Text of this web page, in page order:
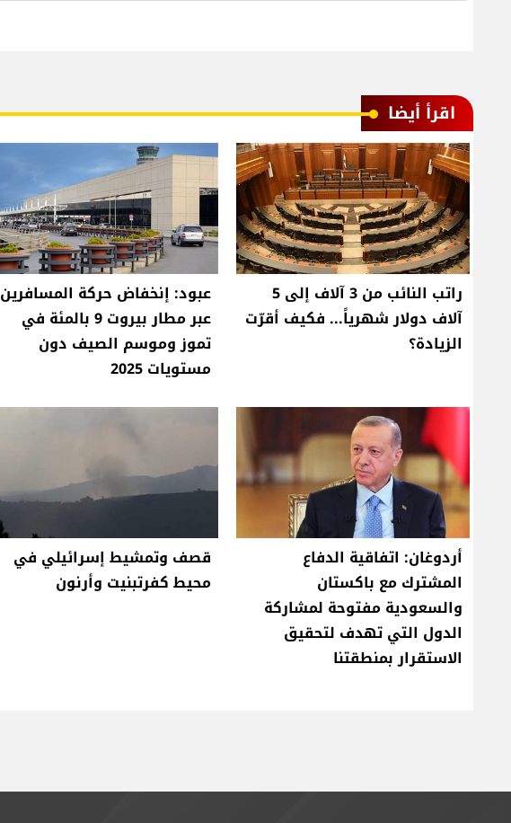
اقرأ أيضا
راتب النائب من 3 آلاف إلى 5
آلاف دولار شهرياً... فكيف أقرّت
الزيادة؟
عبود: إنخفاض حركة المسافرين
عبر مطار بيروت 9 بالمئة في
تموز وموسم الصيف دون
مستويات 2025
أردوغان: اتفاقية الدفاع
المشترك مع باكستان
والسعودية مفتوحة لمشاركة
الدول التي تهدف لتحقيق
الاستقرار بمنطقتنا
قصف وتمشيط إسرائيلي في
محيط كفرتبنيت وأرنون